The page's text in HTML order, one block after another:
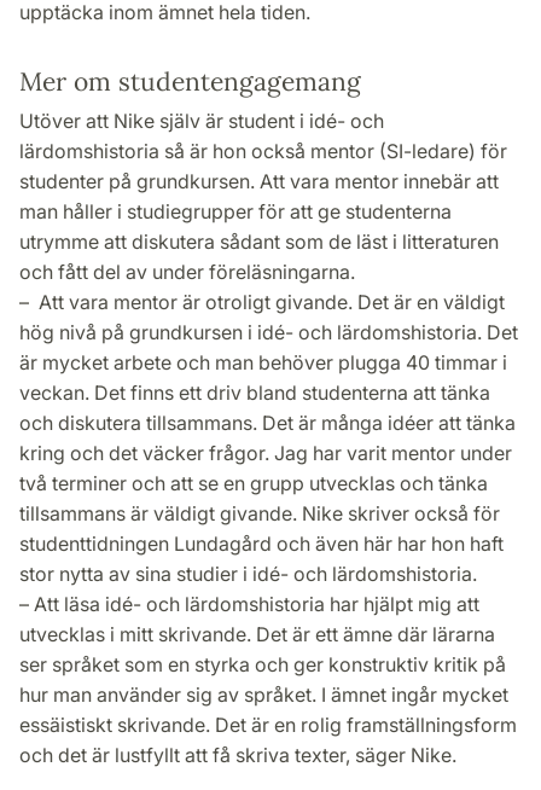
upptäcka inom ämnet hela tiden.
Mer om studentengagemang
Utöver att Nike själv är student i idé- och
lärdomshistoria så är hon också mentor (SI-ledare) för
studenter på grundkursen. Att vara mentor innebär att
man håller i studiegrupper för att ge studenterna
utrymme att diskutera sådant som de läst i litteraturen
och fått del av under föreläsningarna.
– Att vara mentor är otroligt givande. Det är en väldigt
hög nivå på grundkursen i idé- och lärdomshistoria. Det
är mycket arbete och man behöver plugga 40 timmar i
veckan. Det finns ett driv bland studenterna att tänka
och diskutera tillsammans. Det är många idéer att tänka
kring och det väcker frågor. Jag har varit mentor under
två terminer och att se en grupp utvecklas och tänka
tillsammans är väldigt givande. Nike skriver också för
studenttidningen Lundagård och även här har hon haft
stor nytta av sina studier i idé- och lärdomshistoria.
– Att läsa idé- och lärdomshistoria har hjälpt mig att
utvecklas i mitt skrivande. Det är ett ämne där lärarna
ser språket som en styrka och ger konstruktiv kritik på
hur man använder sig av språket. I ämnet ingår mycket
essäistiskt skrivande. Det är en rolig framställningsform
och det är lustfyllt att få skriva texter, säger Nike.